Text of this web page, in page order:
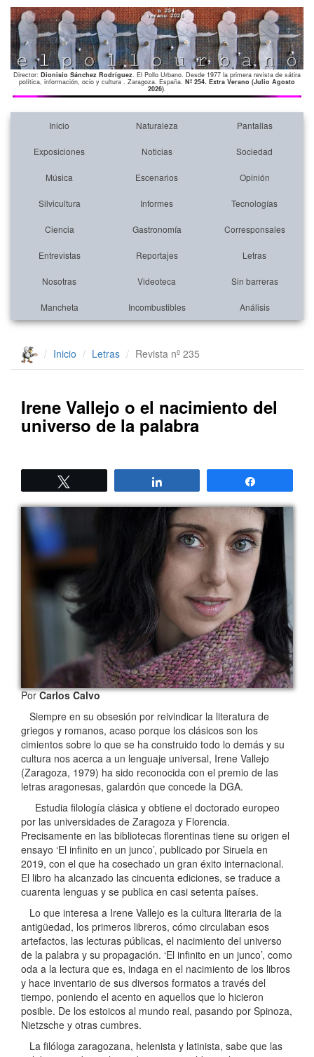
Director: Dionisio Sánchez Rodríguez. El Pollo Urbano. Desde 1977 la primera revista de sátira
política, información, ocio y cultura . Zaragoza. España. Nº 254. Extra Verano (Julio Agosto
2026).
Inicio Naturaleza Pantallas
Exposiciones Noticias Sociedad
Música Escenarios Opinión
Silvicultura Informes Tecnologías
Ciencia Gastronomía Corresponsales
Entrevistas Reportajes Letras
Nosotras Videoteca Sin barreras
Mancheta Incombustibles Análisis
Inicio Letras Revista nº 235
Irene Vallejo o el nacimiento del
universo de la palabra
PorCarlos Calvo
Siempre en su obsesión por reivindicar la literatura de
griegos y romanos, acaso porque los clásicos son los
cimientos sobre lo que se ha construido todo lo demás y su
cultura nos acerca a un lenguaje universal, Irene Vallejo
(Zaragoza, 1979) ha sido reconocida con el premio de las
letras aragonesas, galardón que concede la DGA.
Estudia filología clásica y obtiene el doctorado europeo
por las universidades de Zaragoza y Florencia.
Precisamente en las bibliotecas florentinas tiene su origen el
ensayo ‘El infinito en un junco’, publicado por Siruela en
2019, con el que ha cosechado un gran éxito internacional.
El libro ha alcanzado las cincuenta ediciones, se traduce a
cuarenta lenguas y se publica en casi setenta países.
Lo que interesa a Irene Vallejo es la cultura literaria de la
antigüedad, los primeros libreros, cómo circulaban esos
artefactos, las lecturas públicas, el nacimiento del universo
de la palabra y su propagación. ‘El infinito en un junco’, como
oda a la lectura que es, indaga en el nacimiento de los libros
y hace inventario de sus diversos formatos a través del
tiempo, poniendo el acento en aquellos que lo hicieron
posible. De los estoicos al mundo real, pasando por Spinoza,
Nietzsche y otras cumbres.
La filóloga zaragozana, helenista y latinista, sabe que las